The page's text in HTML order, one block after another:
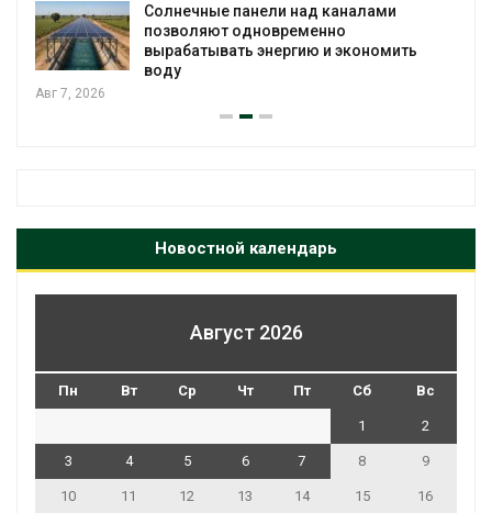
Солнечные панели над каналами
позволяют одновременно
вырабатывать энергию и экономить
воду
Авг 7, 2026
Новостной календарь
Август 2026
Пн Вт Ср Чт Пт Сб Вс
1 2
3 4 5 6 7 8 9
10 11 12 13 14 15 16